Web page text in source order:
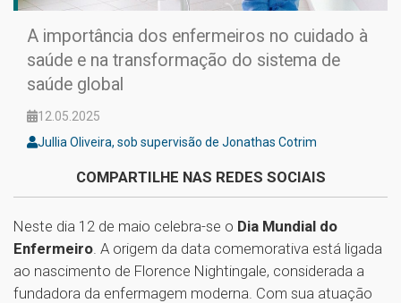
A importância dos enfermeiros no cuidado à
saúde e na transformação do sistema de
saúde global
12.05.2025
Jullia Oliveira, sob supervisão de Jonathas Cotrim
COMPARTILHE NAS REDES SOCIAIS
Neste dia 12 de maio celebra-se o Dia Mundial do
Enfermeiro . A origem da data comemorativa está ligada
ao nascimento de Florence Nightingale, considerada a
fundadora da enfermagem moderna. Com sua atuação